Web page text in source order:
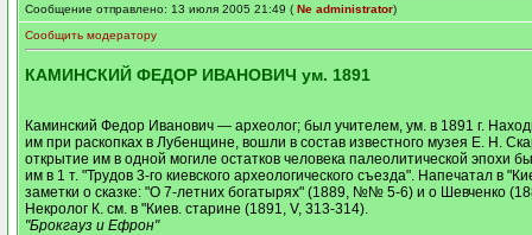
Сообщение отправлено: 13 июля 2005 21:49 ( Ne administrator)
Сообщить модератору
КАМИНСКИЙ ФЕДОР ИВАНОВИЧ ум. 1891
Каминcкий Федор Иванович — археолог; был учителем, ум. в 1891 г.
им при раскопках в Лубенщине, вошли в состав известного музея Е. Н.
открытие им в одной могиле остатков человека палеолитической эпохи
им в 1 т. "Трудов 3-го киевского археологического съезда". Напечатал в
заметки о сказке: "О 7-летних богатырях" (1889, №№ 5-6) и о Шевченко
Некролог К. см. в "Киев. старине (1891, V, 313-314).
"Брокгауз и Ефрон"